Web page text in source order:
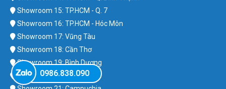
Showroom 15: TP.HCM - Q. 7
Showroom 16: TP.HCM - Hóc Môn
Showroom 17: Vũng Tàu
Showroom 18: Cần Thơ
Showroom 19: Bình Dương
Showroom 20: Bình Phước
0986.838.090